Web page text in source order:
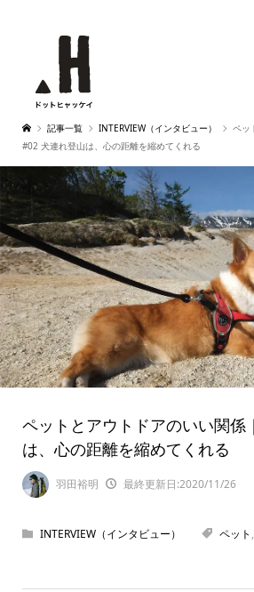
記事一覧 INTERVIEW（インタビュー）
ペッ
#02 犬連れ登山は、心の距離を縮めてくれる
ペットとアウトドアのいい関係
は、心の距離を縮めてくれる
羽田裕明 最終更新日:2020/11/26
INTERVIEW（インタビュー） ペット ,